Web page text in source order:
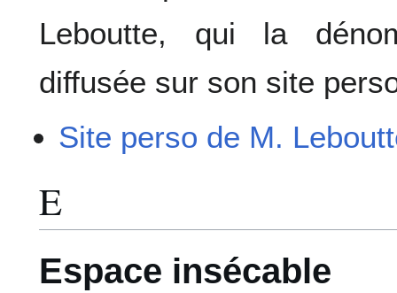
Leboutte, qui la
diffusée sur son site
Site perso de M.
E
Espace insécable